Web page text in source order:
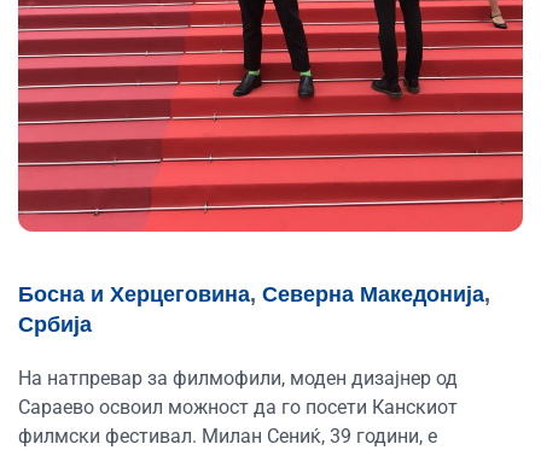
Босна и Херцеговина, Северна Македонија,
Србија
На натпревар за филмофили, моден дизајнер од
Сараево освоил можност да го посети Канскиот
филмски фестивал. Милан Сениќ, 39 години, е